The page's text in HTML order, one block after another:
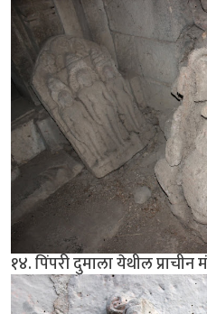
१४. पिंपरी दुमाला येथील प्राचीन